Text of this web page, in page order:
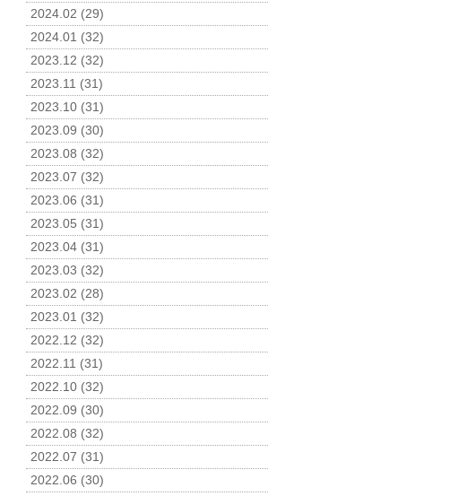
2024.02 (29)
2024.01 (32)
2023.12 (32)
2023.11 (31)
2023.10 (31)
2023.09 (30)
2023.08 (32)
2023.07 (32)
2023.06 (31)
2023.05 (31)
2023.04 (31)
2023.03 (32)
2023.02 (28)
2023.01 (32)
2022.12 (32)
2022.11 (31)
2022.10 (32)
2022.09 (30)
2022.08 (32)
2022.07 (31)
2022.06 (30)